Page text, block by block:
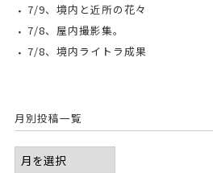
7/9、境内と近所の花々
7/8、屋内撮影集。
7/8、境内ライトラ成果
月別投稿一覧